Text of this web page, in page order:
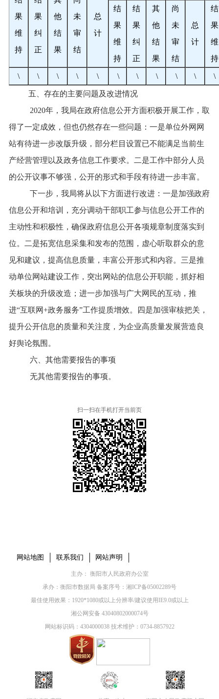
果
维
持
果
纠
正
他
结
果
未
审
结
总
计
结
果
维
持
结
果
纠
正
其
他
结
果
尚
未
审
结
总
计
结
果
维
持
\ \ \ \ \ \ \ \ \ \ \
五、存在的主要问题及改进情况
2020年，我局在政府信息公开方面积极开展工作，取
得了一定成效，但也仍然存在一些问题：一是单位外网网
站有待进一步改版升级，部分栏目设置已不能满足当前生
产经营管理以及政务信息工作要求。二是工作中部分人员
的公开议事不够强，公开的形式和手段有待进一步丰富。
下一步，我局将从以下方面进行改进：一是加强政府
信息公开和培训，充分调动干部职工参与信息公开工作的
主动性和积极性，确保政府信息公开各项规章制度落实到
位。二是拓宽信息采集和发布的范围，虚心听取群众的意
见和建议，提高信息质量，丰富公开形式和内容。三是推
动单位网站建设工作，突出网站的信息公开职能，抓好相
关板块的升级改造；进一步加强与广大网民的互动，推
进“互联网+政务服务”工作提质增效。四是加强审核把关，
提升公开信息的质量和关注度，为企业高质量发展营造良
好舆论氛围。
六、其他需要报告的事项
无其他需要报告的事项。
扫一扫在手机打开当前页
网站地图 联系我们 网站声明
主办： 衡阳市人民政府办公室
承办：衡阳市数据局 备案序号： 湘ICP备05002289号
最佳使用效果：1920*1080或以上分辨率/建议使用IE9.0或以上
湘公网安备 43040802000074号
网站标识码：4304000038 技术维护：0734-8857922